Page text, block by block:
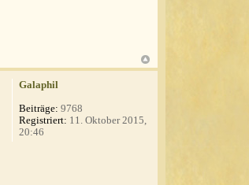
Galaphil
Beiträge: 9768
Registriert: 11. Oktober 2015,
20:46